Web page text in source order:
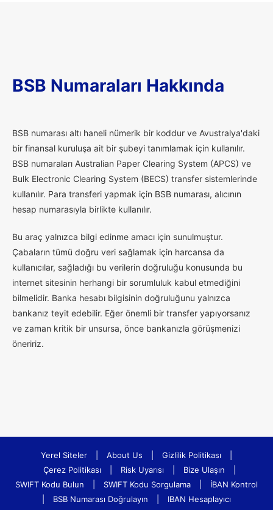
BSB Numaraları Hakkında
BSB numarası altı haneli nümerik bir koddur ve Avustralya'daki
bir finansal kuruluşa ait bir şubeyi tanımlamak için kullanılır.
BSB numaraları Australian Paper Clearing System (APCS) ve
Bulk Electronic Clearing System (BECS) transfer sistemlerinde
kullanılır. Para transferi yapmak için BSB numarası, alıcının
hesap numarasıyla birlikte kullanılır.
Bu araç yalnızca bilgi edinme amacı için sunulmuştur.
Çabaların tümü doğru veri sağlamak için harcansa da
kullanıcılar, sağladığı bu verilerin doğruluğu konusunda bu
internet sitesinin herhangi bir sorumluluk kabul etmediğini
bilmelidir. Banka hesabı bilgisinin doğruluğunu yalnızca
bankanız teyit edebilir. Eğer önemli bir transfer yapıyorsanız
ve zaman kritik bir unsursa, önce bankanızla görüşmenizi
öneririz.
Yerel Siteler About Us Gizlilik Politikası
Çerez Politikası
Risk Uyarısı Bize Ulaşın
SWIFT Kodu Bulun
SWIFT Kodu Sorgulama
İBAN Kontrol
BSB Numarası Doğrulayın
IBAN Hesaplayıcı